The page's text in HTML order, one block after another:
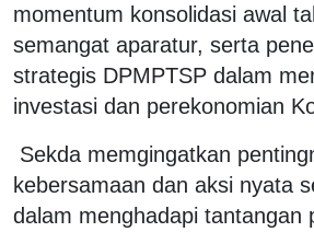
momentum konsolidasi awal
semangat aparatur, serta
strategis DPMPTSP dalam
investasi dan perekonomian
Sekda memgingatkan
kebersamaan dan aksi nyata
dalam menghadapi tantangan